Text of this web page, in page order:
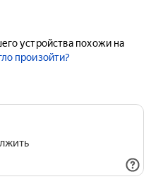
устройства похожи на
произойти?